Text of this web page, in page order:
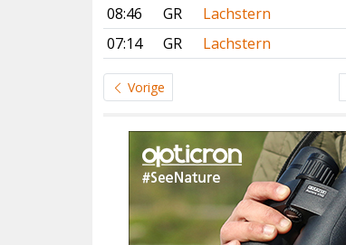
08:46
GR
Lachstern
07:14
GR Lachstern
Vorige